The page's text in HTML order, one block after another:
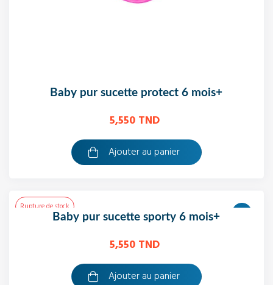
baby pur sucette protect 6 mois+
5,550 TND
Ajouter au panier
Rupture de stock
baby pur sucette sporty 6 mois+
5,550 TND
Ajouter au panier